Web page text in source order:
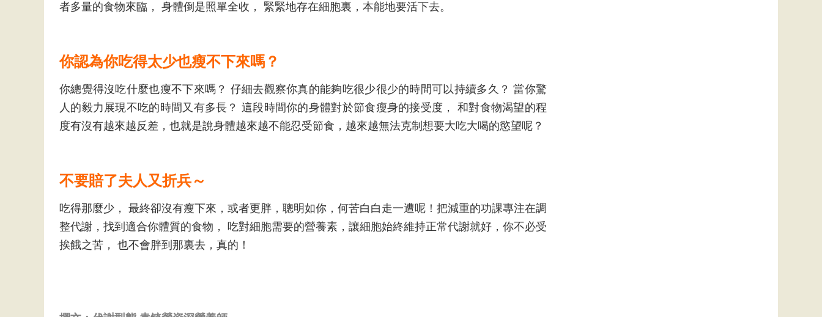
者多量的食物來臨， 身體倒是照單全收， 緊緊地存在細胞裏，本能地要活下去。
你認為你吃得太少也瘦不下來嗎？
你總覺得沒吃什麼也瘦不下來嗎？ 仔細去觀察你真的能夠吃很少很少的時間可以持續多久？ 當你驚
人的毅力展現不吃的時間又有多長？ 這段時間你的身體對於節食瘦身的接受度， 和對食物渴望的程
度有沒有越來越反差，也就是說身體越來越不能忍受節食，越來越無法克制想要大吃大喝的慾望呢？
不要賠了夫人又折兵～
吃得那麼少， 最終卻沒有瘦下來，或者更胖，聰明如你，何苦白白走一遭呢！把減重的功課專注在調
整代謝，找到適合你體質的食物， 吃對細胞需要的營養素，讓細胞始終維持正常代謝就好，你不必受
挨餓之苦， 也不會胖到那裏去，真的！